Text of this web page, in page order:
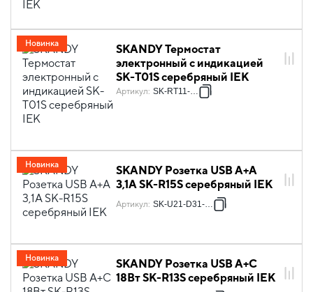
SKANDY Термостат
электронный с индикацией
SK-T01S серебряный IEK
Артикул: SK-RT11-K23
Новинка
SKANDY Розетка USB A+A
3,1А SK-R15S серебряный IEK
Артикул: SK-U21-D31-K23
Новинка
SKANDY Розетка USB A+C
18Вт SK-R13S серебряный IEK
Новинка